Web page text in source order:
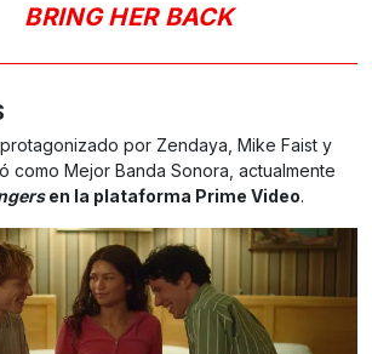
BRING HER BACK
por Zendaya, Mike Faist y
como Mejor Banda Sonora, actualmente
en la plataforma Prime Video.